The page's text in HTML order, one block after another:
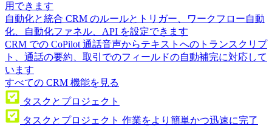
用できます
自動化と統合 CRM のルールとトリガー、ワークフロー自動
化、自動化ファネル、API を設定できます
CRM での CoPilot 通話音声からテキストへのトランスクリプ
ト、通話の要約、取引でのフィールドの自動補完に対応して
います
すべての CRM 機能を見る
タスクとプロジェクト
タスクとプロジェクト 作業をより簡単かつ迅速に完了